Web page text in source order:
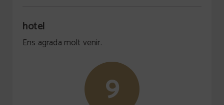
hotel
Ens agrada molt venir.
9